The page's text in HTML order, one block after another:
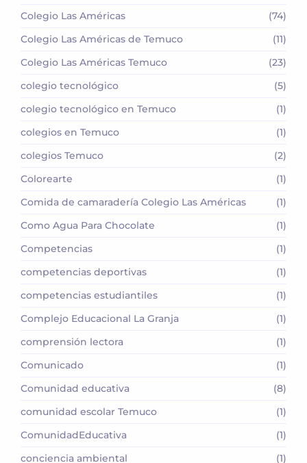
Colegio Las Américas
(74)
Colegio Las Américas de Temuco
(11)
Colegio Las Américas Temuco
(23)
colegio tecnológico
(5)
colegio tecnológico en Temuco
(1)
colegios en Temuco
(1)
colegios Temuco
(2)
Colorearte
(1)
Comida de camaradería Colegio Las Américas
(1)
Como Agua Para Chocolate
(1)
Competencias
(1)
competencias deportivas
(1)
competencias estudiantiles
(1)
Complejo Educacional La Granja
(1)
comprensión lectora
(1)
Comunicado
(1)
Comunidad educativa
(8)
comunidad escolar Temuco
(1)
ComunidadEducativa
(1)
conciencia ambiental
(1)